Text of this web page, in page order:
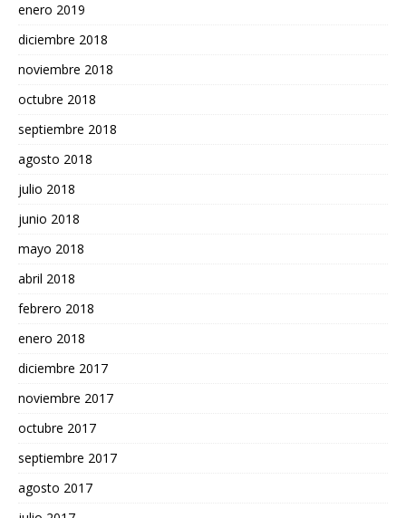
enero 2019
diciembre 2018
noviembre 2018
octubre 2018
septiembre 2018
agosto 2018
julio 2018
junio 2018
mayo 2018
abril 2018
febrero 2018
enero 2018
diciembre 2017
noviembre 2017
octubre 2017
septiembre 2017
agosto 2017